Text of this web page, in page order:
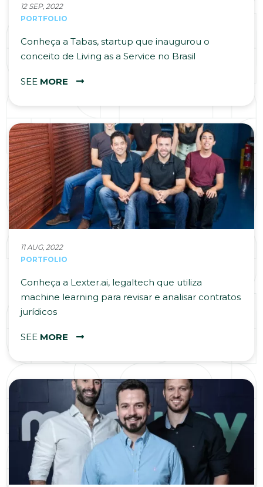
12 SEP, 2022
PORTFOLIO
Conheça a Tabas, startup que inaugurou o
conceito de Living as a Service no Brasil
SEE MORE
11 AUG, 2022
PORTFOLIO
Conheça a Lexter.ai, legaltech que utiliza
machine learning para revisar e analisar contratos
jurídicos
SEE MORE